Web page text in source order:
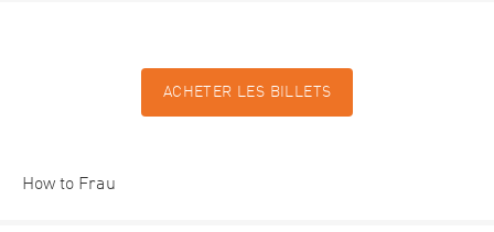
ACHETER LES BILLETS
How to Frau